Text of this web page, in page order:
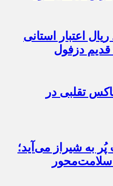
میلیارد ریال اعتبار استانی
دزفول
تقلبی در
به شیراز می‌آید؛
سلامت‌محور